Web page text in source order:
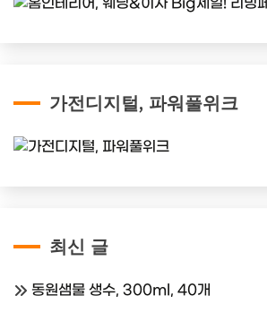
가전디지털, 파워풀위크
최신 글
동원샘물 생수, 300ml, 40개